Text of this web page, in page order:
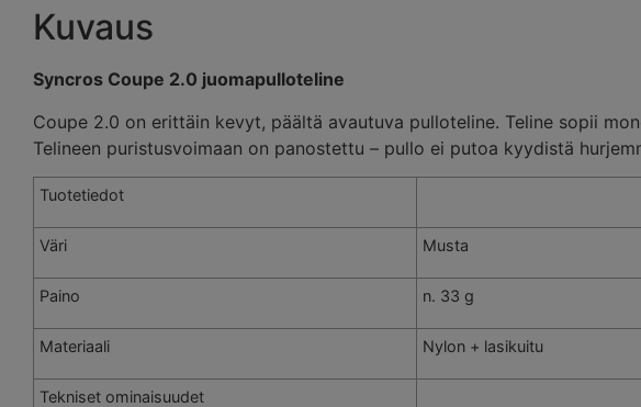
Kuvaus
Syncros Coupe 2.0 juomapulloteline
Coupe 2.0 on erittäin kevyt, päältä avautuva pulloteline. Teline sopii
Telineen puristusvoimaan on panostettu – pullo ei putoa kyydistä
Tuotetiedot
Väri Musta
Paino n. 33 g
Materiaali Nylon + lasikuitu
Tekniset ominaisuudet